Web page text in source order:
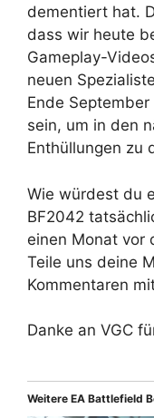
dementiert hat.
dass wir heute
Gameplay-
neuen
Ende
sein, um in den
Enthüllungen zu
Wie würdest du
BF2042
einen Monat vor
Teile uns deine
Kommentaren
Danke an VGC
Weitere EA Battlefield